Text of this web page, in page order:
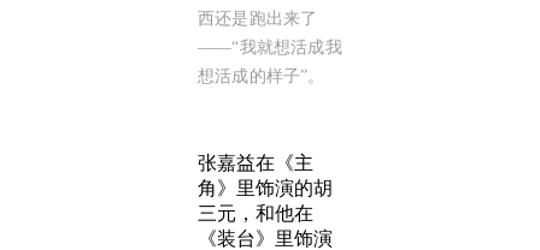
西还是跑出来了
——“我就想活成我
想活成的样子”。
张嘉益在《主
角》里饰演的胡
三元，和他在
《装台》里饰演